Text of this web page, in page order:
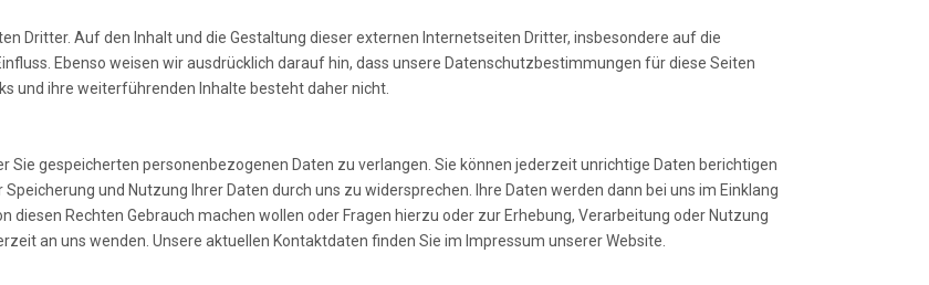
Dritter. Auf den Inhalt und die Gestaltung dieser externen Internetseiten Dritter, insbesondere auf die
Ebenso weisen wir ausdrücklich darauf hin, dass unsere Datenschutzbestimmungen für diese Seiten
und ihre weiterführenden Inhalte besteht daher nicht.
Sie gespeicherten personenbezogenen Daten zu verlangen. Sie können jederzeit unrichtige Daten berichtigen
und Nutzung Ihrer Daten durch uns zu widersprechen. Ihre Daten werden dann bei uns im Einklang
Rechten Gebrauch machen wollen oder Fragen hierzu oder zur Erhebung, Verarbeitung oder Nutzung
an uns wenden. Unsere aktuellen Kontaktdaten finden Sie im Impressum unserer Website.